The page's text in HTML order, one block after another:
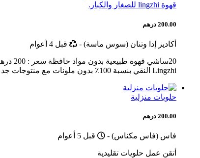
قهوة lingzhi للصغار والكبار.
200.00 درهم
أكادير إدا وتنان (سوس ماسة) -
أخر
قبل 4 أعوام
Lingzhi النقي بنسبة 100٪ بدون ملونات مع منتوجات جد صحية و قيمة عالية تناسب ج...
حلويات منزلية
200.00 درهم
فاس (فاس مكناس) -
Published
قبل 5 أعوام
أتقن عمل حلويات تقليدية